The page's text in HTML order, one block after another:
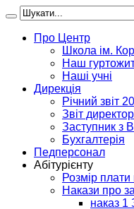
Про Центр
Школа ім.
Наш
Наші учні
Дирекція
Річний звіт
Звіт
Заступник з
Бухгалтерія
Педперсонал
Абітурієнту
Розмір
Накази про
наказ